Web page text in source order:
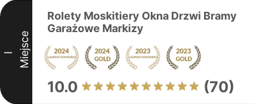
I Miejsce
Rolety Moskitiery Okna Drzwi Bramy
Garażowe Markizy
10.0 (70)